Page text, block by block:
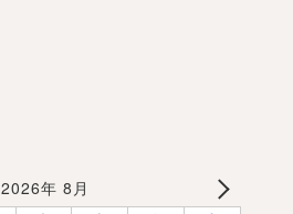
2026年 8月